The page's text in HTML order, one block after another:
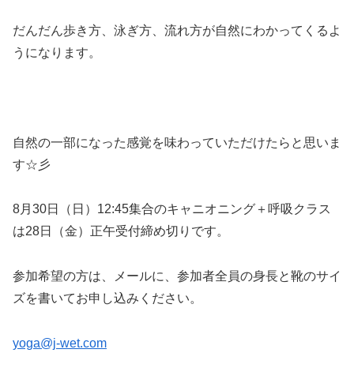
だんだん歩き方、泳ぎ方、流れ方が自然にわかってくるよ
うになります。
自然の一部になった感覚を味わっていただけたらと思いま
す☆彡
8月30日（日）12:45集合のキャニオニング＋呼吸クラス
は28日（金）正午受付締め切りです。
参加希望の方は、メールに、参加者全員の身長と靴のサイ
ズを書いてお申し込みください。
yoga@j-wet.com